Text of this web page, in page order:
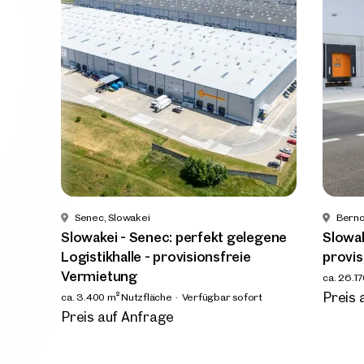
Ich
Ich
E-
Senec, Slowakei
Slowakei - Senec: perfekt gelegene
Logistikhalle - provisionsfreie
Vermietung
ca. 3.400 m² Nutzfläche Verfügbar sofort
Preis auf Anfrage
ca.
Preis